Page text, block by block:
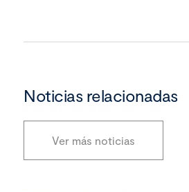
Noticias relacionadas
Ver más noticias